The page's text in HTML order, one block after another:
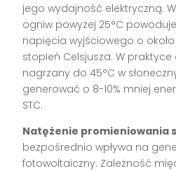
jego wydajność elektryczną.
ogniw powyżej 25°C
napięcia wyjściowego o
stopień Celsjusza. W
nagrzany do 45°C w
generować o 8-10% mniej
STC.
Natężenie promieniowania
bezpośrednio wpływa na
fotowoltaiczny. Zależność